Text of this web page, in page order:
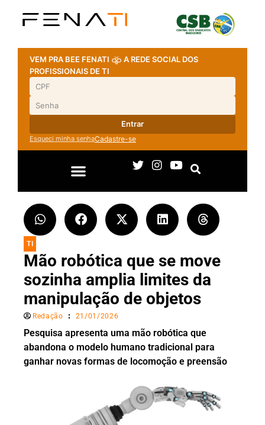
VEM PRA BEE FENATI
A REDE SOCIAL DOS
PROFISSIONAIS DE TI
Entrar
Esqueci minha senhaCadastre-se
TI
Mão robótica que se move
sozinha amplia limites da
manipulação de objetos
Redação 21/01/2026
Pesquisa apresenta uma mão robótica que
abandona o modelo humano tradicional para
ganhar novas formas de locomoção e preensão